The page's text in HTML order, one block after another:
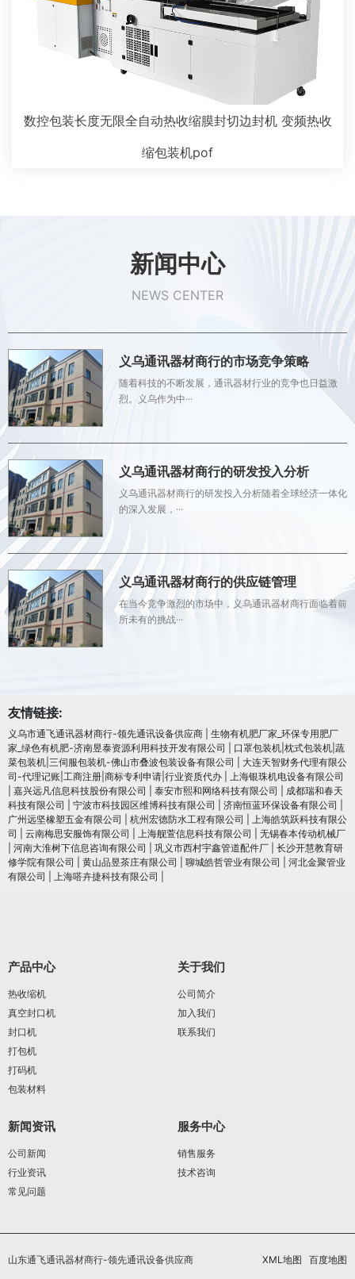
数控包装长度无限全自动热收缩膜封切边封机 变频热收
缩包装机pof
新闻中心
NEWS CENTER
义乌通讯器材商行的市场竞争策略
随着科技的不断发展，通讯器材行业的竞争也日益激
烈。义乌作为中···
义乌通讯器材商行的研发投入分析
义乌通讯器材商行的研发投入分析随着全球经济一体化
的深入发展，···
义乌通讯器材商行的供应链管理
在当今竞争激烈的市场中，义乌通讯器材商行面临着前
所未有的挑战···
友情链接:
义乌市通飞通讯器材商行-领先通讯设备供应商
生物有机肥厂家_环保专用肥厂
家_绿色有机肥-济南昱泰资源利用科技开发有限公司
口罩包装机|枕式包装机|蔬
菜包装机|三伺服包装机-佛山市叠波包装设备有限公司
大连天智财务代理有限公
司-代理记账|工商注册|商标专利申请|行业资质代办
上海银珠机电设备有限公司
嘉兴远凡信息科技股份有限公司 泰安市熙和网络科技有限公司
成都瑞和春天
科技有限公司
宁波市科技园区维博科技有限公司 济南恒蓝环保设备有限公司
广州远坚橡塑五金有限公司
杭州宏德防水工程有限公司
上海皓筑跃科技有限公
司
云南梅思安服饰有限公司 上海舰萱信息科技有限公司
无锡春本传动机械厂
河南大淮树下信息咨询有限公司 巩义市西村宇鑫管道配件厂
长沙开慧教育研
修学院有限公司
黄山品昱茶庄有限公司 聊城皓哲管业有限公司
河北金聚管业
有限公司
上海嗒卉捷科技有限公司
产品中心
热收缩机
真空封口机
封口机
打包机
打码机
包装材料
关于我们
公司简介
加入我们
联系我们
新闻资讯
公司新闻
行业资讯
常见问题
服务中心
销售服务
技术咨询
山东通飞通讯器材商行-领先通讯设备供应商 XML地图 百度地图